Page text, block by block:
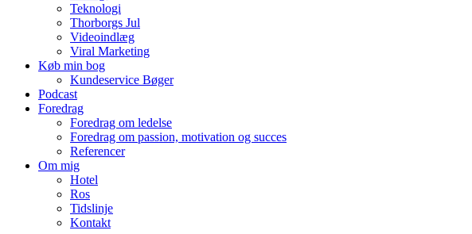
Teknologi
Thorborgs Jul
Videoindlæg
Viral Marketing
Køb min bog
Kundeservice Bøger
Podcast
Foredrag
Foredrag om ledelse
Foredrag om passion, motivation og succes
Referencer
Om mig
Hotel
Ros
Tidslinje
Kontakt